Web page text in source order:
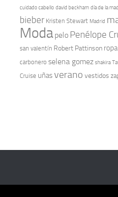
cuidado cabello david beckham día de la
bieber Kristen Stewart Madrid
Moda pelo Penélope
san valentín Robert Pattinson ropa
carbonero selena gomez shakira
Cruise uñasverano vestidos